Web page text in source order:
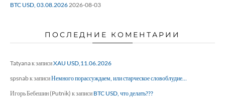
BTC USD, 03.08.2026 2026-08-03
ПОСЛЕДНИЕ КОМЕНТАРИИ
Tatyanaк записиXAU USD,11.06.2026
spsnabк записиНемного порассуждаем, или старческое словоблудие…
Игорь Бебешин (Putnik) к записи BTC USD, что делать???